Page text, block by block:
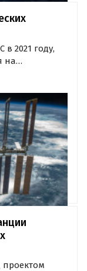
2021 году,
на
программа
РКК